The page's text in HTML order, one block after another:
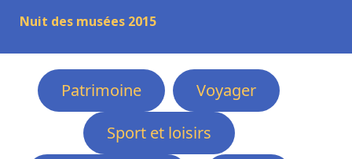
Nuit des musées 2015
Patrimoine
Voyager
Sport et loisirs